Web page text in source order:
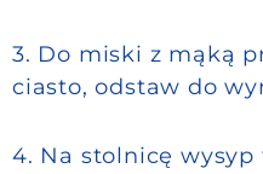
3. Do miski z mąką
ciasto, odstaw do
4. Na stolnicę wysyp